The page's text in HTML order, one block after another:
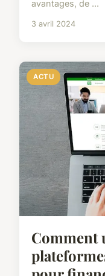
avantages, de ...
3 avril 2024
ACTU
Comment